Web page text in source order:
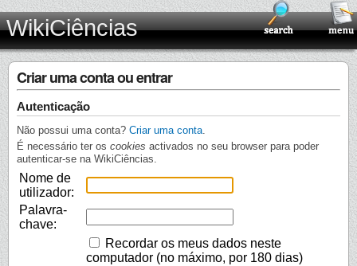
WikiCiências
Criar uma conta ou entrar
Autenticação
Não possui uma conta? Criar uma conta
É necessário ter os cookies activados no seu browser para poder
autenticar-se na WikiCiências.
Nome de
utilizador:
Palavra-
chave:
Recordar os meus dados neste
computador (no máximo, por 180 dias)